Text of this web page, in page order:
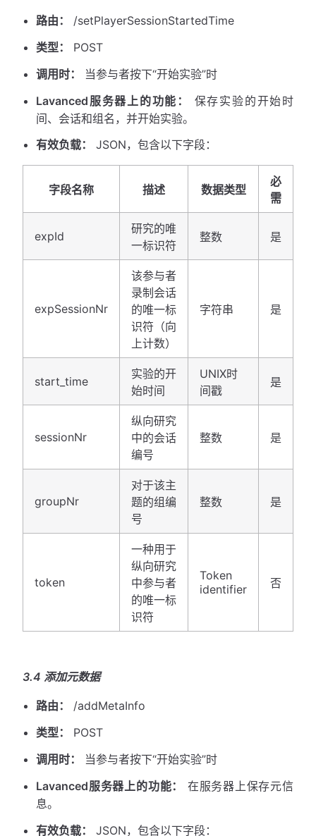
路由：
/setPlayerSessionStartedTime
类型：
POST
调用时：
当参与者按下“开始实验”时
Lavanced服务器上的功能：
保存实验的开始时
间、会话和组名，并开始实验。
有效负载：
JSON，包含以下字段：
字段名称 描述 数据类型
必
需
expId
研究的唯
一标识符
整数 是
expSessionNr
该参与者
录制会话
的唯一标
识符（向
上计数）
字符串 是
start_time
实验的开
始时间
UNIX时
间戳
是
sessionNr
纵向研究
中的会话
编号
整数 是
groupNr
对于该主
题的组编
号
整数 是
token
一种用于
纵向研究
中参与者
的唯一标
识符
Token
identifier
否
3.4 添加元数据
路由：
/addMetaInfo
类型：
POST
调用时：
当参与者按下“开始实验”时
Lavanced服务器上的功能：
在服务器上保存元信
息。
有效负载：
JSON，包含以下字段：